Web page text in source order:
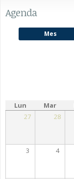
Agenda
Mes
Lun Mar
27
28
3 4